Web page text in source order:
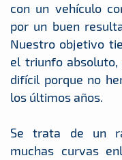
con un vehículo
por un buen
Nuestro objetivo
el triunfo absoluto,
difícil porque no
los últimos años.
Se trata de un
muchas curvas